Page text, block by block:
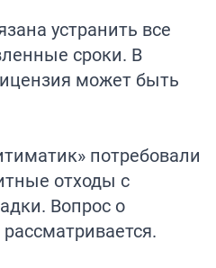
устранить все
сроки. В
может быть
потребовали
отходы с
Вопрос о